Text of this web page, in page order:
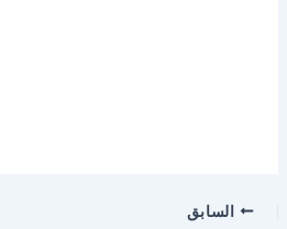
السابق